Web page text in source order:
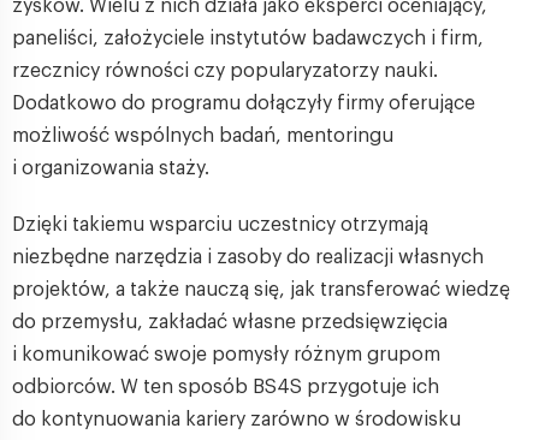
zysków. Wielu z nich działa jako eksperci oceniający,
paneliści, założyciele instytutów badawczych i firm,
rzecznicy równości czy popularyzatorzy nauki.
Dodatkowo do programu dołączyły firmy oferujące
możliwość wspólnych badań, mentoringu
i organizowania staży.
Dzięki takiemu wsparciu uczestnicy otrzymają
niezbędne narzędzia i zasoby do realizacji własnych
projektów, a także nauczą się, jak transferować wiedzę
do przemysłu, zakładać własne przedsięwzięcia
i komunikować swoje pomysły różnym grupom
odbiorców. W ten sposób BS4S przygotuje ich
do kontynuowania kariery zarówno w środowisku